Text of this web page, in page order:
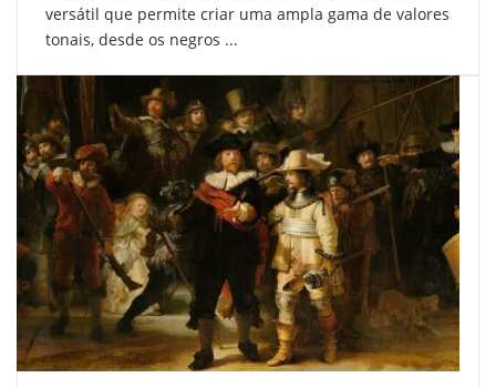
versátil que permite criar uma ampla gama de valores
tonais, desde os negros ...